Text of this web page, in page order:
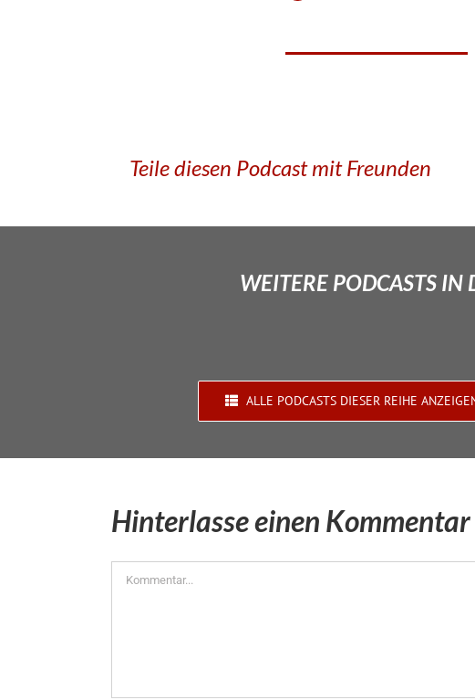
Teile diesen Podcast mit Freunden
WEITERE PODCASTS IN
ALLE PODCASTS DIESER REIHE
Hinterlasse einen Kommentar